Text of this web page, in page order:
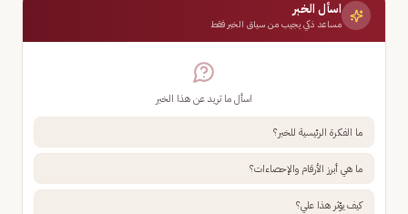
اسأل الخبر
مساعد ذكي يجيب من سياق الخبر فقط
اسأل ما تريد عن هذا الخبر
ما الفكرة الرئيسية للخبر؟
ما هي أبرز الأرقام والإحصاءات؟
كيف يؤثر هذا علي؟